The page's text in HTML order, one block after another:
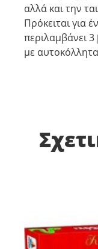
αλλά και την
Πρόκειται για
περιλαμβάνει 3
με